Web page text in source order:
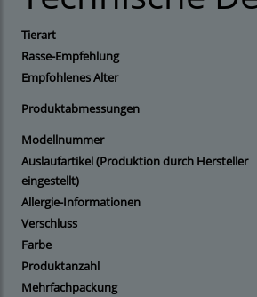
Tierart
Rasse-Empfehlung
Empfohlenes Alter
Produktabmessungen
Modellnummer
Auslaufartikel (Produktion durch Hersteller
eingestellt)
Allergie-Informationen
Verschluss
Farbe
Produktanzahl
Mehrfachpackung